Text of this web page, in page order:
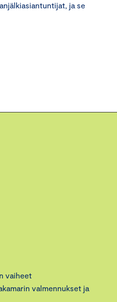
ja se
vaiheet
valmennukset ja